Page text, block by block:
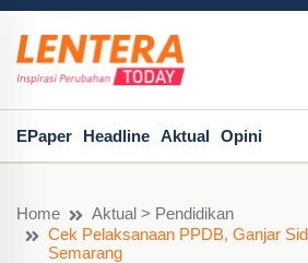
EPaper Headline Aktual Opini
Home
Aktual > Pendidikan
Cek Pelaksanaan PPDB, Ganjar
Semarang